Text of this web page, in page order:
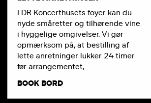
I DR Koncerthusets foyer kan du
nyde småretter og tilhørende vine
i hyggelige omgivelser. Vi gør
opmærksom på, at bestilling af
lette anretninger lukker 24 timer
før arrangementet,
BOOK BORD